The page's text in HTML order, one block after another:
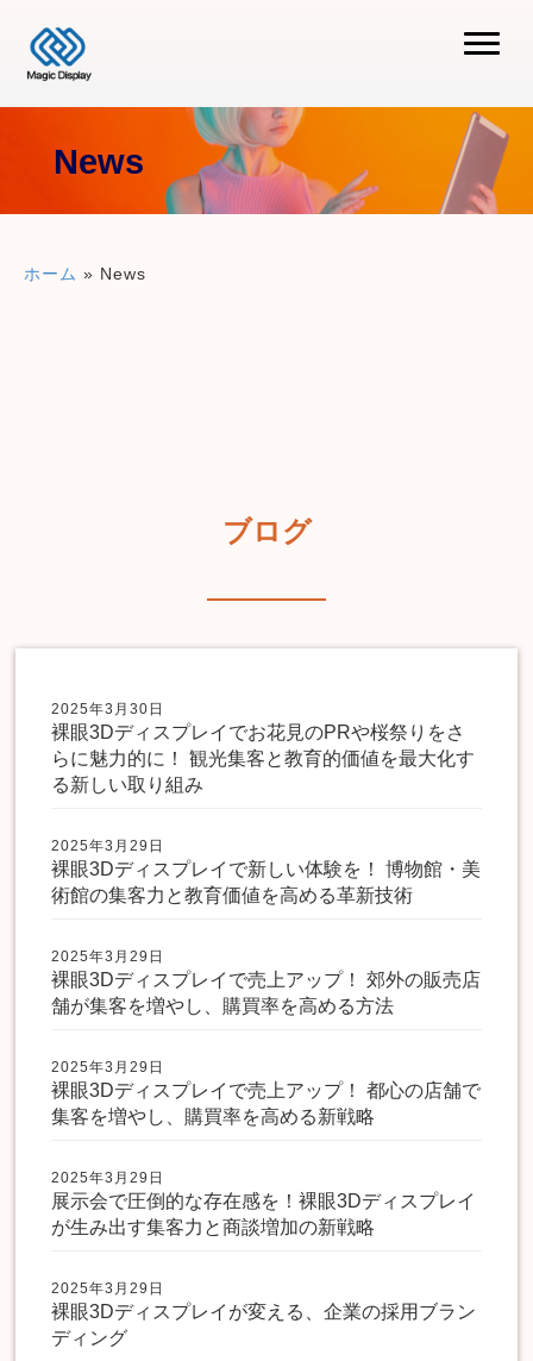
News
ホーム » News
ブログ
2025年3月30日
裸眼3Dディスプレイでお花見のPRや桜祭りをさ
らに魅力的に！ 観光集客と教育的価値を最大化す
る新しい取り組み
2025年3月29日
裸眼3Dディスプレイで新しい体験を！ 博物館・美
術館の集客力と教育価値を高める革新技術
2025年3月29日
裸眼3Dディスプレイで売上アップ！ 郊外の販売店
舗が集客を増やし、購買率を高める方法
2025年3月29日
裸眼3Dディスプレイで売上アップ！ 都心の店舗で
集客を増やし、購買率を高める新戦略
2025年3月29日
展示会で圧倒的な存在感を！裸眼3Dディスプレイ
が生み出す集客力と商談増加の新戦略
2025年3月29日
裸眼3Dディスプレイが変える、企業の採用ブラン
ディング